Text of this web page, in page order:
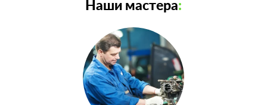
Наши мастера: